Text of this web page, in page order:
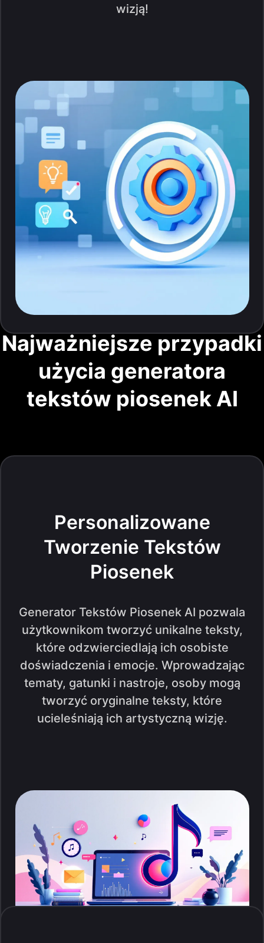
wizją!
Najważniejsze przypadki
użycia generatora
tekstów piosenek AI
Personalizowane
Tworzenie Tekstów
Piosenek
Generator Tekstów Piosenek AI pozwala
użytkownikom tworzyć unikalne teksty,
które odzwierciedlają ich osobiste
doświadczenia i emocje. Wprowadzając
tematy, gatunki i nastroje, osoby mogą
tworzyć oryginalne teksty, które
ucieleśniają ich artystyczną wizję.